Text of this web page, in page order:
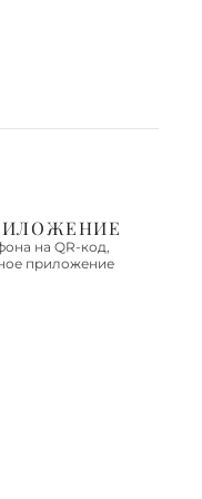
на QR-код,
приложение